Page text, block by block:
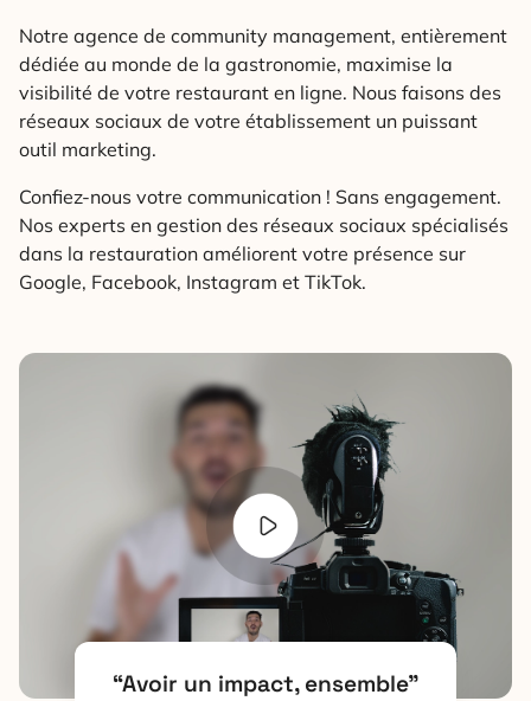
Notre agence de community management, entièrement
dédiée au monde de la gastronomie, maximise la
visibilité de votre restaurant en ligne. Nous faisons des
réseaux sociaux de votre établissement un puissant
outil marketing.
Confiez-nous votre communication ! Sans engagement.
Nos experts en gestion des réseaux sociaux spécialisés
dans la restauration améliorent votre présence sur
Google, Facebook, Instagram et TikTok.
“Avoir un impact, ensemble”